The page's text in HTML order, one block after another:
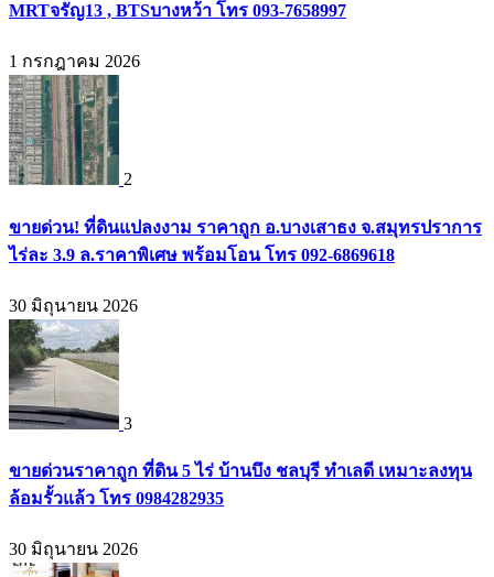
MRTจรัญ13 , BTSบางหว้า โทร 093-7658997
1 กรกฎาคม 2026
2
ขายด่วน! ที่ดินแปลงงาม ราคาถูก อ.บางเสาธง จ.สมุทรปราการ
ไร่ละ 3.9 ล.ราคาพิเศษ พร้อมโอน โทร 092-6869618
30 มิถุนายน 2026
3
ขายด่วนราคาถูก ที่ดิน 5 ไร่ บ้านบึง ชลบุรี ทำเลดี เหมาะลงทุน
ล้อมรั้วแล้ว โทร 0984282935
30 มิถุนายน 2026